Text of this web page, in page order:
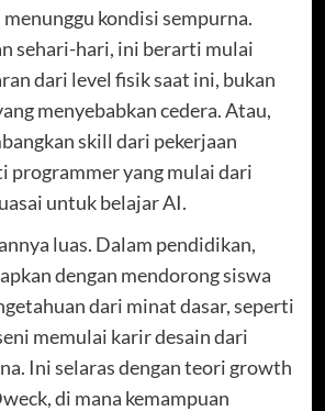
kondisi sempurna.
sehari-hari, ini berarti mulai
dari level fisik saat ini, bukan
menyebabkan cedera. Atau,
skill dari pekerjaan
programmer yang mulai dari
untuk belajar AI.
luas. Dalam pendidikan,
dengan mendorong siswa
dari minat dasar, seperti
memulai karir desain dari
Ini selaras dengan teori growth
di mana kemampuan